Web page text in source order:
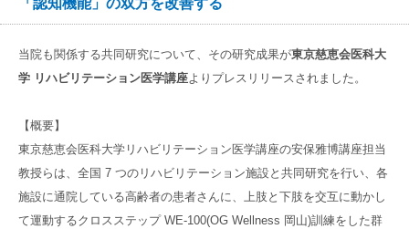
回復期リハビリ病院とは？
院長メッセージ・スタッフ紹介
京都市域リハビリテーション協力病院事業
当院の方針
入院のご相談
患者・ご家族の方へ
入院から退院までの流れ
リハビリ治療法
NEURO15 -TMS療法-
「認知機能」の双方を改善する
当院も関係する共同研究について、その研究成果が東京慈恵会医科大
学 リハビリテーション医学講座よりプレスリリースされました。
【概要】
東京慈恵会医科大学リハビリテーション医学講座の安保雅博講座担当
教授らは、全国 7 つのリハビリテーション施設と共同研究を行い、各
施設に通院している高齢者の患者さんに、上肢と下肢を交互に動かし
て運動するクロスステップ WE-100(OG Wellness 岡山)訓練をした群